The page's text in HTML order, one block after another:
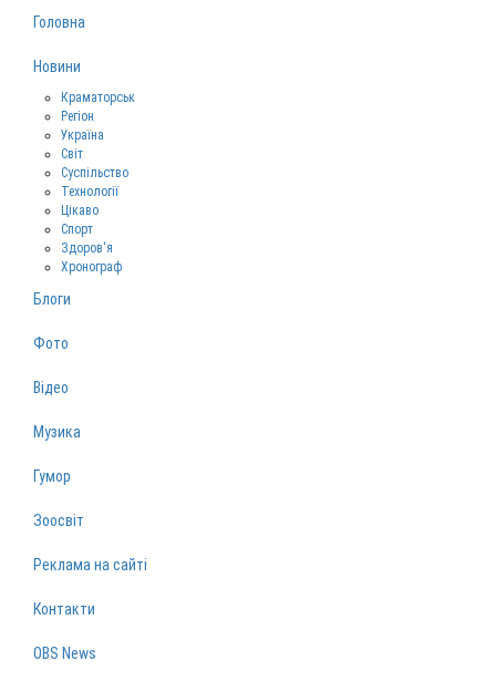
Головна
Новини
Краматорськ
Регіон
Україна
Світ
Суспільство
Технології
Цікаво
Спорт
Здоров‘я
Хронограф
Блоги
Фото
Відео
Музика
Гумор
Зоосвіт
Реклама на сайті
Контакти
OBS News